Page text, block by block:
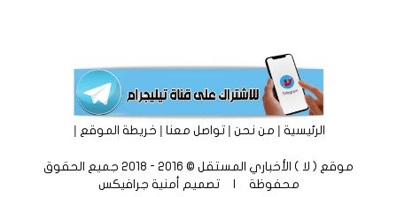
الرئيسية|من نحن|تواصل معنا|خريطة الموقع |
موقع ( لا ) الأخباري المستقل © 2016 - 2018 جميع الحقوق
محفوظة | تصميم أمنية جرافيكس